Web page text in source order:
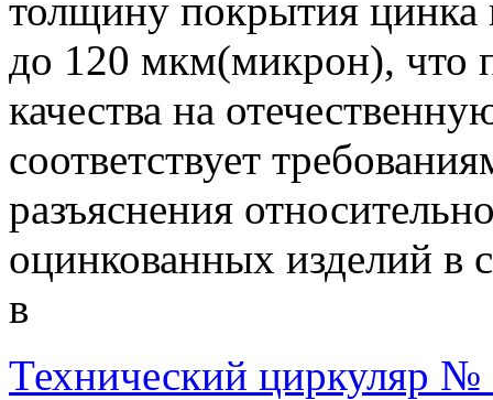
толщину покрытия цинка
до 120 мкм(микрон), что
качества на
соответствует
разъяснения
оцинкованных изделий в
в
Технический циркуляр №